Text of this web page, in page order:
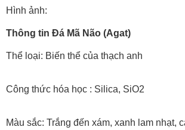
Hình ảnh:
Thông tin Đá Mã Não (Agat)
Thể loại: Biến thể của thạch anh
Công thức hóa học : Silica, SiO2
Màu sắc: Trắng đến xám, xanh lam nhạt,